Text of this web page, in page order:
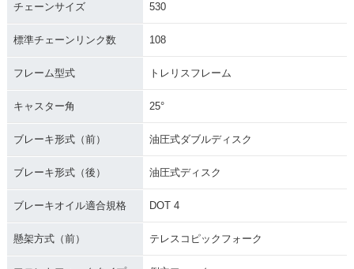
チェーンサイズ 530
標準チェーンリンク数 108
フレーム型式 トレリスフレーム
キャスター角 25°
ブレーキ形式（前） 油圧式ダブルディスク
ブレーキ形式（後） 油圧式ディスク
ブレーキオイル適合規格 DOT 4
懸架方式（前） テレスコピックフォーク